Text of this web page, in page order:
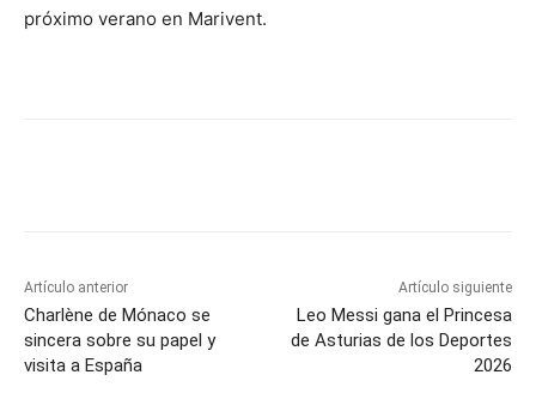
próximo verano en Marivent.
Artículo anterior
Charlène de Mónaco se
sincera sobre su papel y
visita a España
Artículo siguiente
Leo Messi gana el Princesa
de Asturias de los Deportes
2026